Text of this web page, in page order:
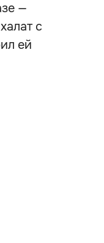
—
с
ей